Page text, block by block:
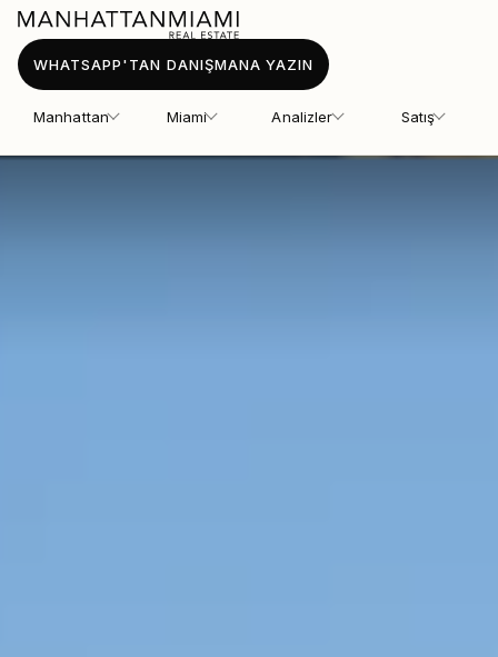
Manhattan Miami Analizler Satış
WHATSAPP'TAN DANIŞMANA YAZIN